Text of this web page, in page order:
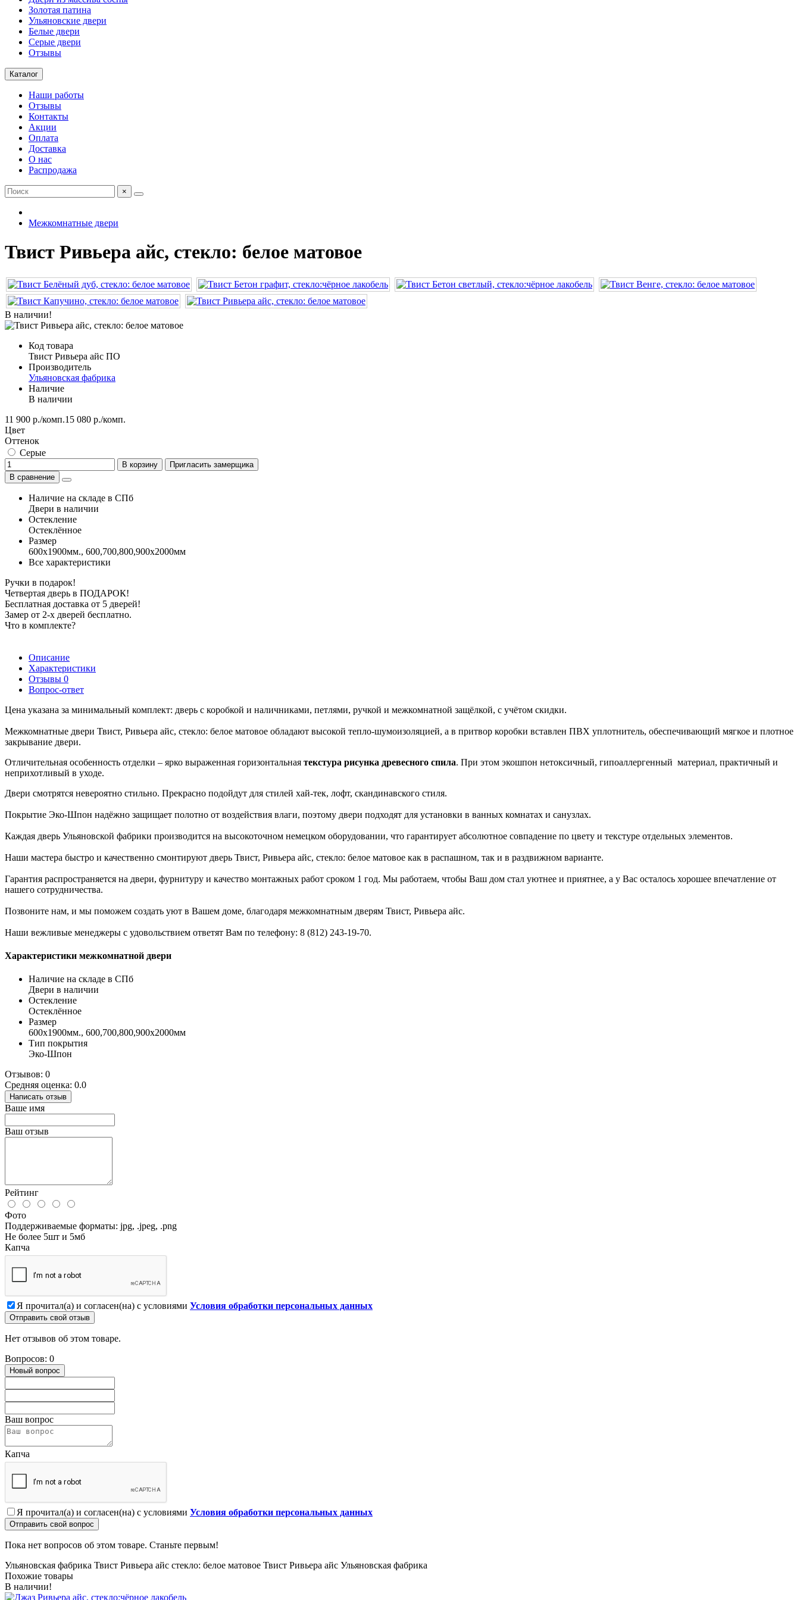
Золотая патина
Ульяновские двери
Белые двери
Серые двери
Отзывы
Каталог
Наши работы
Отзывы
Контакты
Акции
Оплата
Доставка
О нас
Распродажа
×
Межкомнатные двери
Твист Ривьера айс, стекло: белое матовое
В наличии!
Код товара
Твист Ривьера айс ПО
Производитель
Ульяновская фабрика
Наличие
В наличии
11 900 р./комп.15 080 р./комп.
Цвет
Оттенок
Серые
В корзину
Пригласить замерщика
В сравнение
Наличие на складе в СПб
Двери в наличии
Остекление
Остеклённое
Размер
600x1900мм., 600,700,800,900х2000мм
Все характеристики
Ручки в подарок!
Четвертая дверь в ПОДАРОК!
Бесплатная доставка от 5 дверей!
Замер от 2-х дверей бесплатно.
Что в комплекте?
Описание
Характеристики
Отзывы 0
Вопрос-ответ
Цена указана за минимальный комплект: дверь с коробкой и наличниками, петлями, ручкой и межкомнатной защёлкой, с учётом скидки.
Межкомнатные двери Твист, Ривьера айс, стекло: белое матовое обладают высокой тепло-шумоизоляцией, а в притвор коробки вставлен ПВХ уплотнитель, обеспечивающий мягкое и плотное
закрывание двери.
Отличительная особенность отделки – ярко выраженная горизонтальная текстура рисунка древесного спила. При этом экошпон нетоксичный, гипоаллергенный материал, практичный и
неприхотливый в уходе.
Двери смотрятся невероятно стильно. Прекрасно подойдут для стилей хай-тек, лофт, скандинавского стиля.
Покрытие Эко-Шпон надёжно защищает полотно от воздействия влаги, поэтому двери подходят для установки в ванных комнатах и санузлах.
Каждая дверь Ульяновской фабрики производится на высокоточном немецком оборудовании, что гарантирует абсолютное совпадение по цвету и текстуре отдельных элементов.
Наши мастера быстро и качественно смонтируют дверь Твист, Ривьера айс, стекло: белое матовое как в распашном, так и в раздвижном варианте.
Гарантия распространяется на двери, фурнитуру и качество монтажных работ сроком 1 год. Мы работаем, чтобы Ваш дом стал уютнее и приятнее, а у Вас осталось хорошее впечатление от
нашего сотрудничества.
Позвоните нам, и мы поможем создать уют в Вашем доме, благодаря межкомнатным дверям Твист, Ривьера айс.
Наши вежливые менеджеры с удовольствием ответят Вам по телефону: 8 (812) 243-19-70.
Характеристики межкомнатной двери
Наличие на складе в СПб
Двери в наличии
Остекление
Остеклённое
Размер
600x1900мм., 600,700,800,900х2000мм
Тип покрытия
Эко-Шпон
Отзывов: 0
Средняя оценка: 0.0
Написать отзыв
Ваше имя
Ваш отзыв
Рейтинг
Фото
Поддерживаемые форматы: jpg, .jpeg, .png
Не более 5шт и 5мб
Капча
Я прочитал(а) и согласен(на) с условиями Условия обработки персональных данных
Отправить свой отзыв
Нет отзывов об этом товаре.
Вопросов: 0
Новый вопрос
Ваш вопрос
Капча
Я прочитал(а) и согласен(на) с условиями Условия обработки персональных данных
Отправить свой вопрос
Пока нет вопросов об этом товаре. Станьте первым!
Ульяновская фабрика Твист Ривьера айс стекло: белое матовое Твист Ривьера айс Ульяновская фабрика
Похожие товары
В наличии!